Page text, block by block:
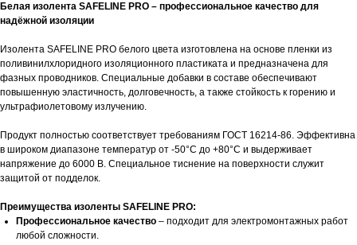
Белая изолента SAFELINE PRO – профессиональное качество для
надёжной изоляции
Изолента SAFELINE PRO белого цвета изготовлена на основе пленки из
поливинилхлоридного изоляционного пластиката и предназначена для
фазных проводников. Специальные добавки в составе обеспечивают
повышенную эластичность, долговечность, а также стойкость к горению и
ультрафиолетовому излучению.
Продукт полностью соответствует требованиям ГОСТ 16214-86. Эффективна
в широком диапазоне температур от -50°C до +80°C и выдерживает
напряжение до 6000 В. Специальное тиснение на поверхности служит
защитой от подделок.
Преимущества изоленты SAFELINE PRO:
Профессиональное качество – подходит для электромонтажных работ
любой сложности.